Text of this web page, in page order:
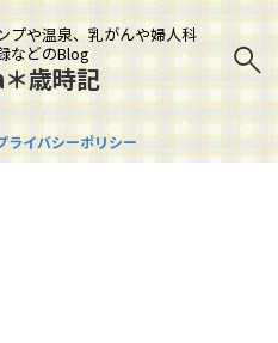
プや温泉、乳がんや婦人科
などのBlog
歳時記
ライバシーポリシー